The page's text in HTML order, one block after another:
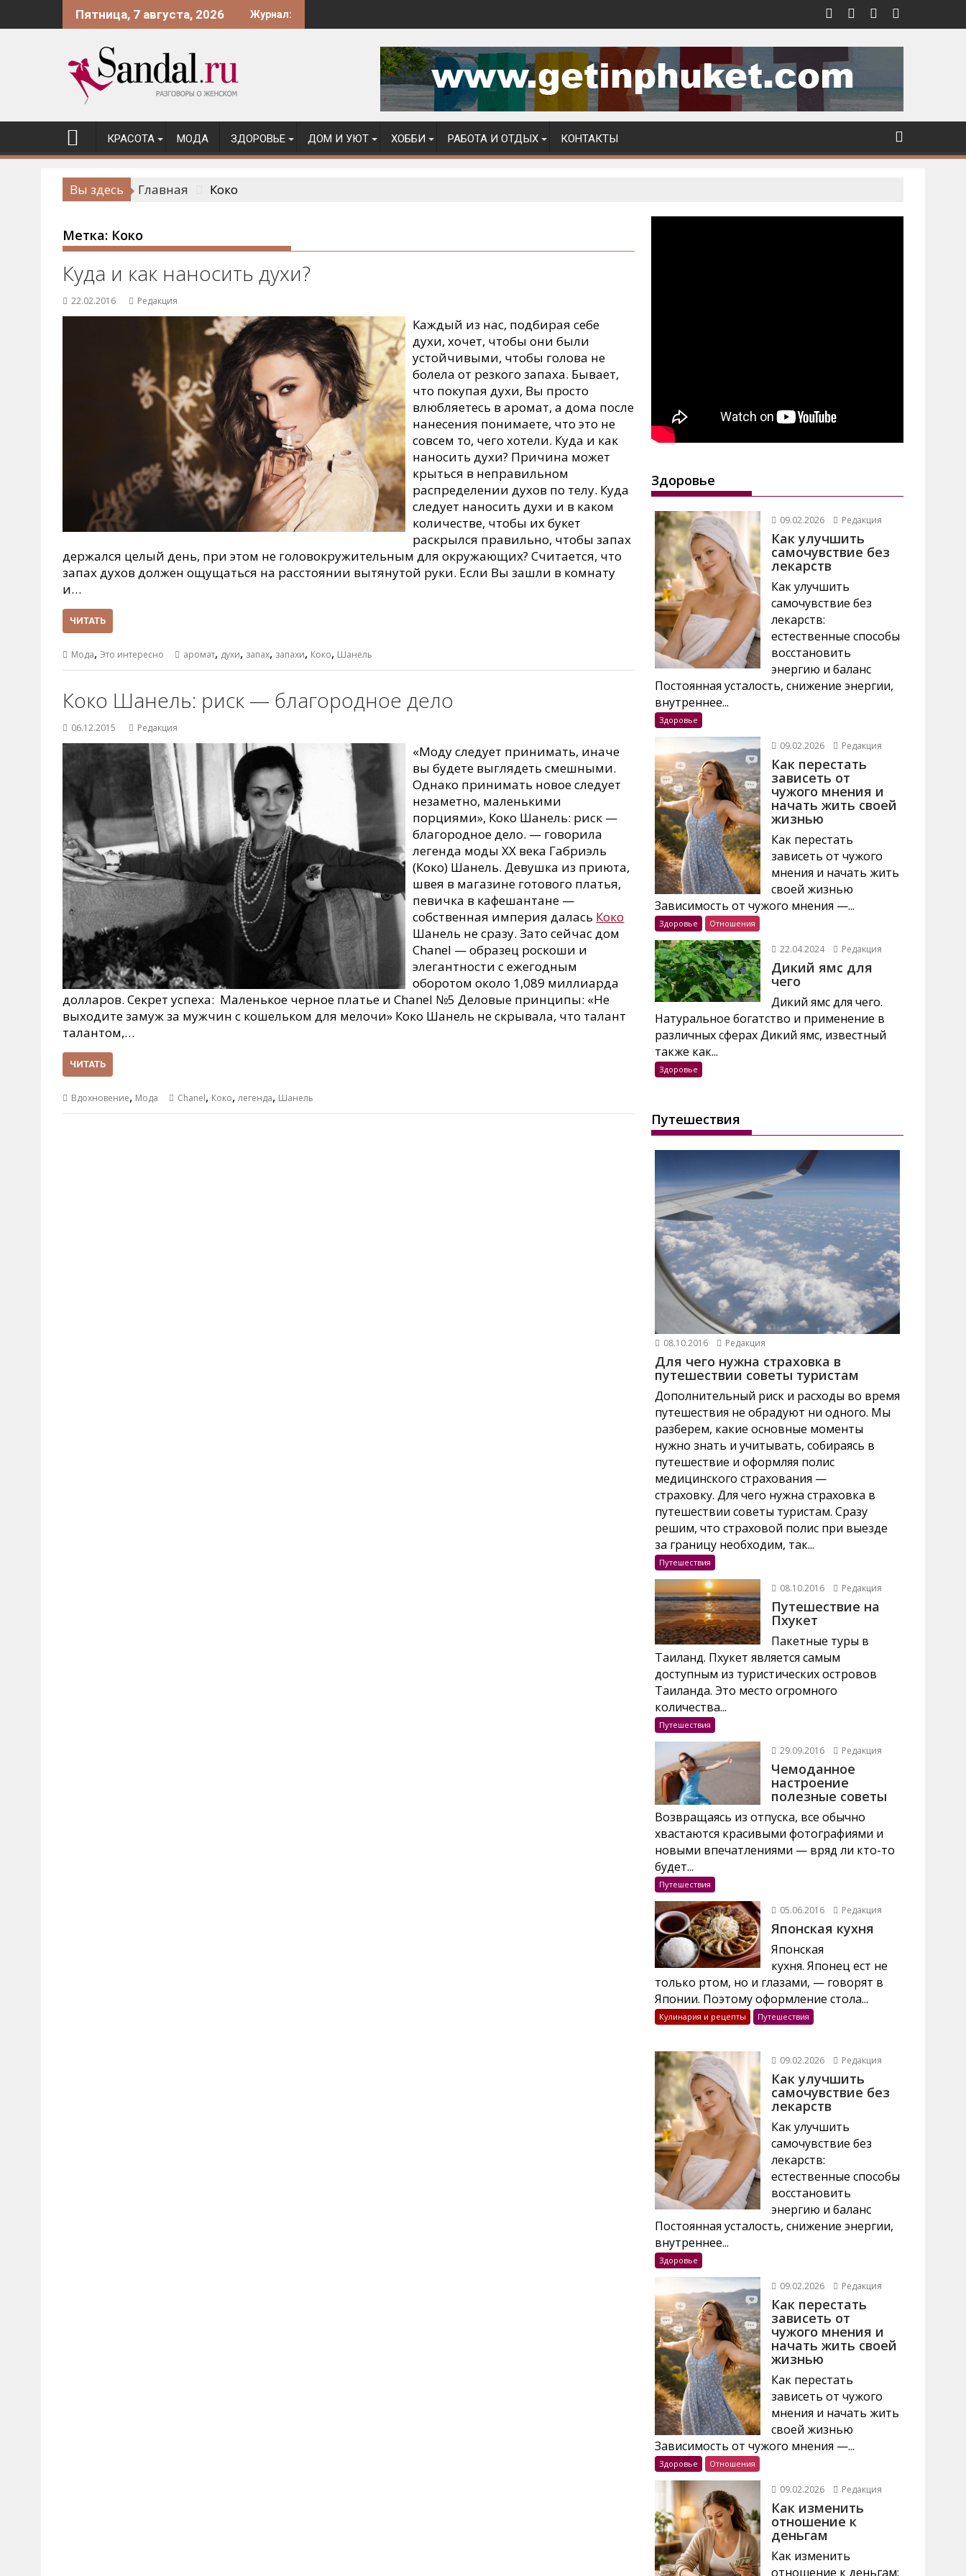
Пятница, 7 августа, 2026 Журнал:
КРАСОТА МОДА ЗДОРОВЬЕ ДОМ И УЮТ ХОББИ РАБОТА И ОТДЫХ КОНТАКТЫ
Вы здесь Главная Коко
Метка: Коко
Куда и как наносить духи?
22.02.2016 Редакция
Каждый из нас, подбирая себе
духи, хочет, чтобы они были
устойчивыми, чтобы голова не
болела от резкого запаха. Бывает,
что покупая духи, Вы просто
влюбляетесь в аромат, а дома после
нанесения понимаете, что это не
совсем то, чего хотели. Куда и как
наносить духи? Причина может
крыться в неправильном
распределении духов по телу. Куда
следует наносить духи и в каком
количестве, чтобы их букет
раскрылся правильно, чтобы запах
держался целый день, при этом не головокружительным для окружающих? Считается, что
запах духов должен ощущаться на расстоянии вытянутой руки. Если Вы зашли в комнату
и…
ЧИТАТЬ
Мода, Это интересно аромат, духи, запах, запахи, Коко, Шанель
Коко Шанель: риск — благородное дело
06.12.2015 Редакция
«Моду следует принимать, иначе
вы будете выглядеть смешными.
Однако принимать новое следует
незаметно, маленькими
порциями», Коко Шанель: риск —
благородное дело. — говорила
легенда моды ХХ века Габриэль
(Коко) Шанель. Девушка из приюта,
швея в магазине готового платья,
певичка в кафешантане —
собственная империя далась Коко
Шанель не сразу. Зато сейчас дом
Chanel — образец роскоши и
элегантности с ежегодным
оборотом около 1,089 миллиарда
долларов. Секрет успеха: Маленькое черное платье и Chanel №5 Деловые принципы: «Не
выходите замуж за мужчин с кошельком для мелочи» Коко Шанель не скрывала, что талант
талантом,…
ЧИТАТЬ
Вдохновение, Мода Chanel, Коко, легенда, Шанель
Здоровье
09.02.2026 Редакция
Как улучшить
самочувствие без
лекарств
Как улучшить
самочувствие без
лекарств:
естественные способы
восстановить
энергию и баланс
Постоянная усталость, снижение энергии,
внутреннее...
Здоровье
09.02.2026 Редакция
Как перестать
зависеть от
чужого мнения и
начать жить своей
жизнью
Как перестать
зависеть от чужого
мнения и начать жить
своей жизнью
Зависимость от чужого мнения —...
Здоровье Отношения
22.04.2024 Редакция
Дикий ямс для
чего
Дикий ямс для чего.
Натуральное богатство и применение в
различных сферах Дикий ямс, известный
также как...
Здоровье
Путешествия
08.10.2016 Редакция
Для чего нужна страховка в
путешествии советы туристам
Дополнительный риск и расходы во время
путешествия не обрадуют ни одного. Мы
разберем, какие основные моменты
нужно знать и учитывать, собираясь в
путешествие и оформляя полис
медицинского страхования —
страховку. Для чего нужна страховка в
путешествии советы туристам. Сразу
решим, что страховой полис при выезде
за границу необходим, так...
Путешествия
08.10.2016 Редакция
Путешествие на
Пхукет
Пакетные туры в
Таиланд. Пхукет является самым
доступным из туристических островов
Таиланда. Это место огромного
количества...
Путешествия
29.09.2016 Редакция
Чемоданное
настроение
полезные советы
Возвращаясь из отпуска, все обычно
хвастаются красивыми фотографиями и
новыми впечатлениями — вряд ли кто-то
будет...
Путешествия
05.06.2016 Редакция
Японская кухня
Японская
кухня. Японец ест не
только ртом, но и глазами, — говорят в
Японии. Поэтому оформление стола...
Кулинария и рецепты Путешествия
09.02.2026 Редакция
Как улучшить
самочувствие без
лекарств
Как улучшить
самочувствие без
лекарств:
естественные способы
восстановить
энергию и баланс
Постоянная усталость, снижение энергии,
внутреннее...
Здоровье
09.02.2026 Редакция
Как перестать
зависеть от
чужого мнения и
начать жить своей
жизнью
Как перестать
зависеть от чужого
мнения и начать жить
своей жизнью
Зависимость от чужого мнения —...
Здоровье Отношения
09.02.2026 Редакция
Как изменить
отношение к
деньгам
Как изменить
отношение к деньгам: